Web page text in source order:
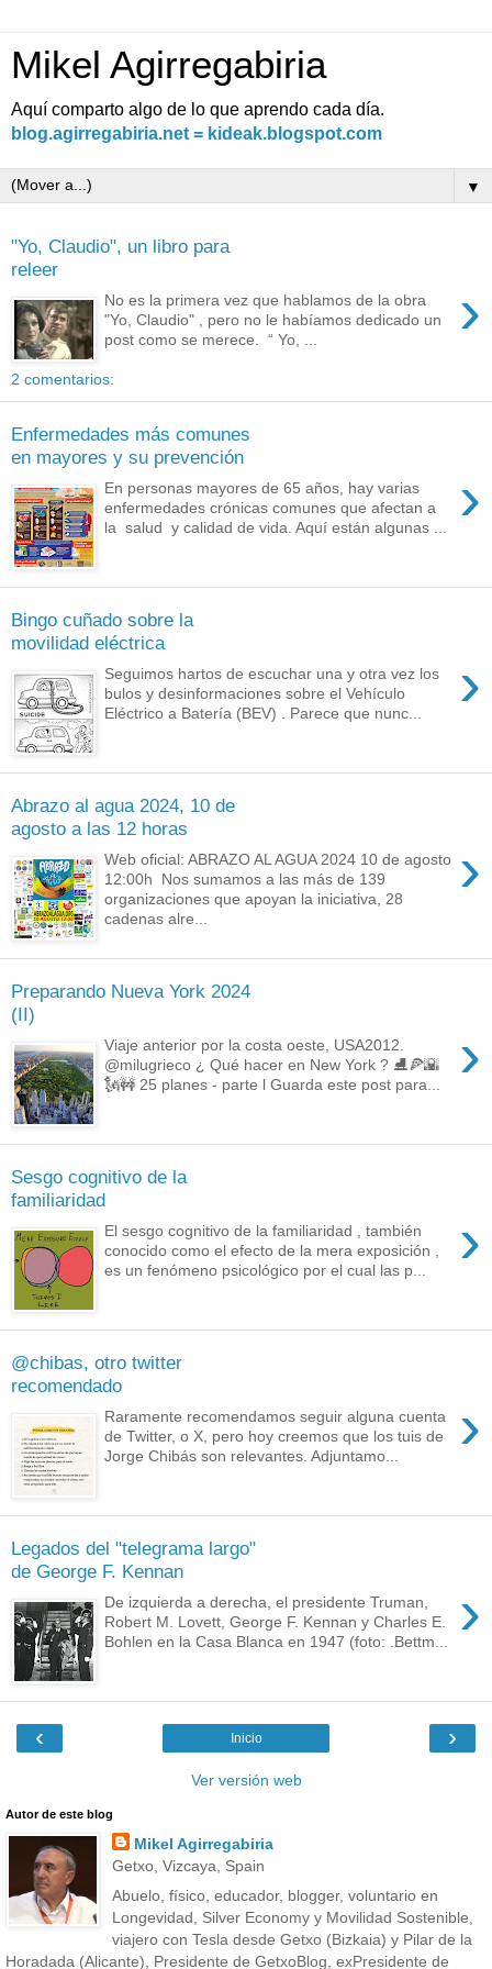
Mikel Agirregabiria
Aquí comparto algo de lo que aprendo cada día.
blog.agirregabiria.net = kideak.blogspot.com
▼
"Yo, Claudio", un libro para
releer
›
No es la primera vez que hablamos de la obra
"Yo, Claudio" , pero no le habíamos dedicado un
post como se merece. “ Yo, ...
2 comentarios:
Enfermedades más comunes
en mayores y su prevención
›
En personas mayores de 65 años, hay varias
enfermedades crónicas comunes que afectan a
la salud y calidad de vida. Aquí están algunas ...
Bingo cuñado sobre la
movilidad eléctrica
›
Seguimos hartos de escuchar una y otra vez los
bulos y desinformaciones sobre el Vehículo
Eléctrico a Batería (BEV) . Parece que nunc...
Abrazo al agua 2024, 10 de
agosto a las 12 horas
›
Web oficial: ABRAZO AL AGUA 2024 10 de agosto
12:00h Nos sumamos a las más de 139
organizaciones que apoyan la iniciativa, 28
cadenas alre...
Preparando Nueva York 2024
(II)
›
Viaje anterior por la costa oeste, USA2012.
@milugrieco ¿ Qué hacer en New York ? ⛸️🍕🌇
🗽🚧 25 planes - parte l Guarda este post para...
Sesgo cognitivo de la
familiaridad
›
El sesgo cognitivo de la familiaridad , también
conocido como el efecto de la mera exposición ,
es un fenómeno psicológico por el cual las p...
@chibas, otro twitter
recomendado
›
Raramente recomendamos seguir alguna cuenta
de Twitter, o X, pero hoy creemos que los tuis de
Jorge Chibás son relevantes. Adjuntamo...
Legados del "telegrama largo"
de George F. Kennan
›
De izquierda a derecha, el presidente Truman,
Robert M. Lovett, George F. Kennan y Charles E.
Bohlen en la Casa Blanca en 1947 (foto: .Bettm...
‹ ›
Inicio
Ver versión web
Autor de este blog
Mikel Agirregabiria
Getxo, Vizcaya, Spain
Abuelo, físico, educador, blogger, voluntario en
Longevidad, Silver Economy y Movilidad Sostenible,
viajero con Tesla desde Getxo (Bizkaia) y Pilar de la
Horadada (Alicante), Presidente de GetxoBlog, exPresidente de